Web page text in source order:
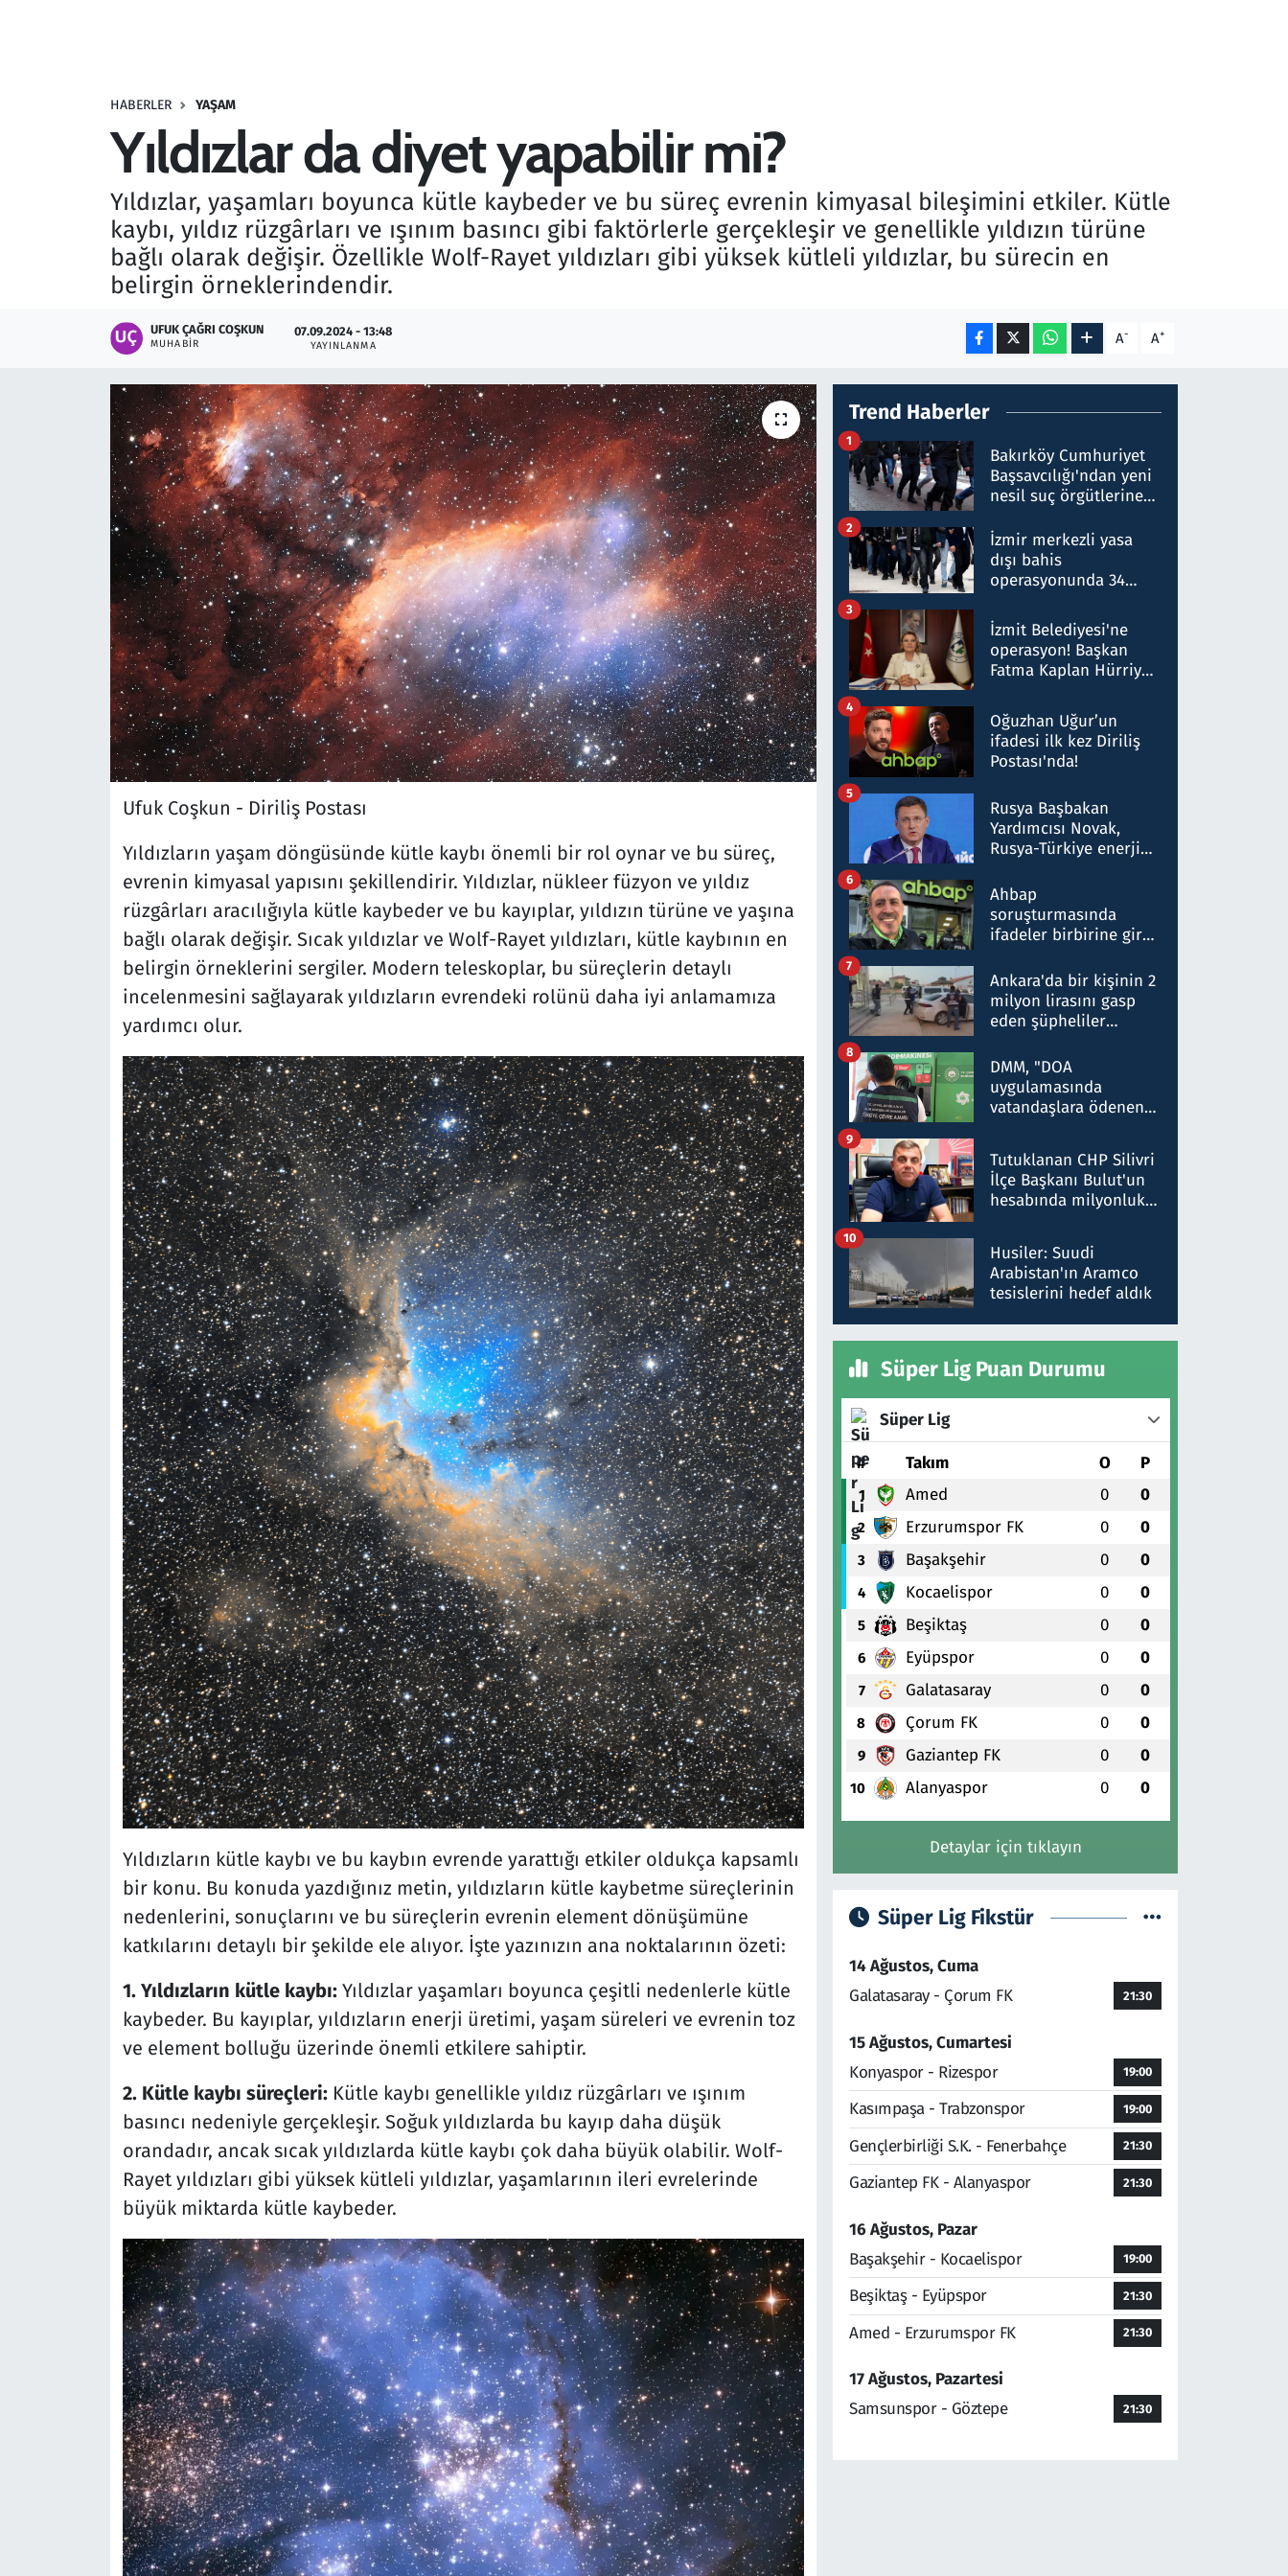
HABERLER YAŞAM
Yıldızlar da diyet yapabilir mi?
Yıldızlar, yaşamları boyunca kütle kaybeder ve bu süreç evrenin kimyasal bileşimini etkiler. Kütle
kaybı, yıldız rüzgârları ve ışınım basıncı gibi faktörlerle gerçekleşir ve genellikle yıldızın türüne
bağlı olarak değişir. Özellikle Wolf-Rayet yıldızları gibi yüksek kütleli yıldızlar, bu sürecin en
belirgin örneklerindendir.
UFUK ÇAĞRI COŞKUN
MUHABIR
07.09.2024 - 13:48
YAYINLANMA A- A+
Ufuk Coşkun - Diriliş Postası
Yıldızların yaşam döngüsünde kütle kaybı önemli bir rol oynar ve bu süreç,
evrenin kimyasal yapısını şekillendirir. Yıldızlar, nükleer füzyon ve yıldız
rüzgârları aracılığıyla kütle kaybeder ve bu kayıplar, yıldızın türüne ve yaşına
bağlı olarak değişir. Sıcak yıldızlar ve Wolf-Rayet yıldızları, kütle kaybının en
belirgin örneklerini sergiler. Modern teleskoplar, bu süreçlerin detaylı
incelenmesini sağlayarak yıldızların evrendeki rolünü daha iyi anlamamıza
yardımcı olur.
Yıldızların kütle kaybı ve bu kaybın evrende yarattığı etkiler oldukça kapsamlı
bir konu. Bu konuda yazdığınız metin, yıldızların kütle kaybetme süreçlerinin
nedenlerini, sonuçlarını ve bu süreçlerin evrenin element dönüşümüne
katkılarını detaylı bir şekilde ele alıyor. İşte yazınızın ana noktalarının özeti:
1. Yıldızların kütle kaybı:Yıldızlar yaşamları boyunca çeşitli nedenlerle kütle
kaybeder. Bu kayıplar, yıldızların enerji üretimi, yaşam süreleri ve evrenin toz
ve element bolluğu üzerinde önemli etkilere sahiptir.
2. Kütle kaybı süreçleri:Kütle kaybı genellikle yıldız rüzgârları ve ışınım
basıncı nedeniyle gerçekleşir. Soğuk yıldızlarda bu kayıp daha düşük
orandadır, ancak sıcak yıldızlarda kütle kaybı çok daha büyük olabilir. Wolf-
Rayet yıldızları gibi yüksek kütleli yıldızlar, yaşamlarının ileri evrelerinde
büyük miktarda kütle kaybeder.
Trend Haberler
Bakırköy Cumhuriyet
Başsavcılığı'ndan yeni
nesil suç örgütlerine
hakkında gözaltı kararı
1
İzmir merkezli yasa
dışı bahis
operasyonunda 34
Milyar liralık para
trafiği tespit edildi
2
İzmit Belediyesi'ne
operasyon! Başkan
Fatma Kaplan Hürriyet
3
Oğuzhan Uğur’un
ifadesi ilk kez Diriliş
Postası'nda!
4
Rusya Başbakan
Yardımcısı Novak,
Rusya-Türkiye enerji
nitelikte olduğunu
belirtti
5
Ahbap
soruşturmasında
ifadeler birbirine girdi:
ifadelerinden ortaya
çıkan tablo şok etti
6
Ankara'da bir kişinin 2
milyon lirasını gasp
eden şüpheliler
7
DMM, "DOA
uygulamasında
vatandaşlara ödenen
düşürüldüğü" iddiasını
yalanladı
8
Tutuklanan CHP Silivri
İlçe Başkanı Bulut'un
hesabında milyonluk
talimat verdi, ben
gönderdim
9
Husiler: Suudi
Arabistan'ın Aramco
tesislerini hedef aldık
10
Süper Lig Puan Durumu
Süper Lig
# Takım O P
1 Amed 0 0
2 Erzurumspor FK 0 0
3 Başakşehir 0 0
4 Kocaelispor 0 0
5 Beşiktaş 0 0
6 Eyüpspor 0 0
7 Galatasaray 0 0
8 Çorum FK 0 0
9 Gaziantep FK 0 0
10 Alanyaspor 0 0
Detaylar için tıklayın
Süper Lig Fikstür
14 Ağustos, Cuma
Galatasaray - Çorum FK
21:30
15 Ağustos, Cumartesi
Konyaspor - Rizespor
19:00
Kasımpaşa - Trabzonspor 19:00
Gençlerbirliği S.K. - Fenerbahçe 21:30
Gaziantep FK - Alanyaspor 21:30
16 Ağustos, Pazar
Başakşehir - Kocaelispor
19:00
Beşiktaş - Eyüpspor 21:30
Amed - Erzurumspor FK 21:30
17 Ağustos, Pazartesi
Samsunspor - Göztepe
21:30
Savunma Sanayi
Seçim 2023
Teknoloji ve Bilim
Televizyon